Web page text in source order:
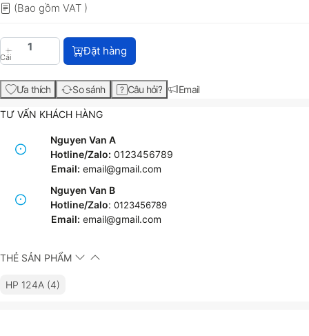
(Bao gồm VAT )
Cái
HP 124A Cyan Original LaserJet Toner Cartridge
Đặt hàng
Ưa thích So sánh Câu hỏi? Email
TƯ VẤN KHÁCH HÀNG
Nguyen Van A
Hotline/Zalo: 0123456789
Email: email@gmail.com
Nguyen Van B
Hotline/Zalo: 0123456789
Email: email@gmail.com
THẺ SẢN PHẨM
HP 124A (4)